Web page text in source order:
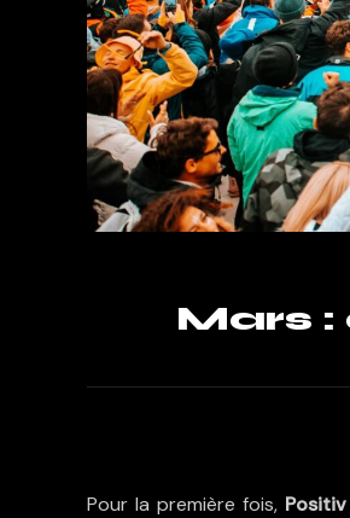
Mars :
Pour la première fois, Positiv